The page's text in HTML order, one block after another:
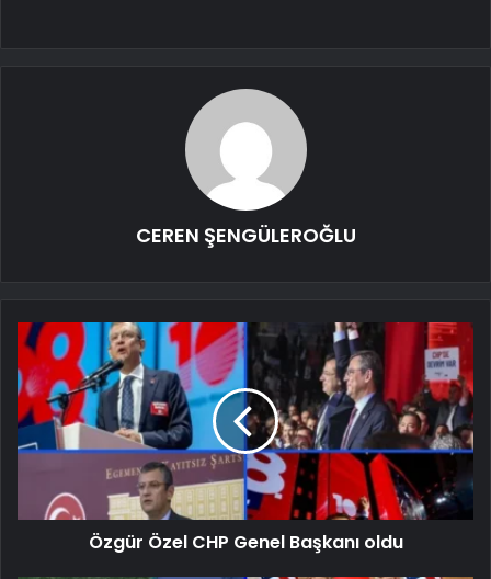
CEREN ŞENGÜLEROĞLU
Özgür Özel CHP Genel Başkanı oldu